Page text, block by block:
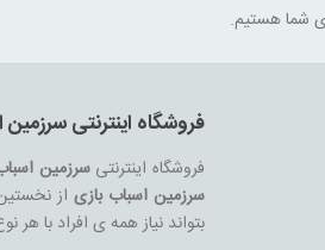
فروشگاه اینترنتی
فروشگاه اینترنتیسرزمین
سرزمین اسباب بازیاز
بتواند نیاز همه ی افراد با هر